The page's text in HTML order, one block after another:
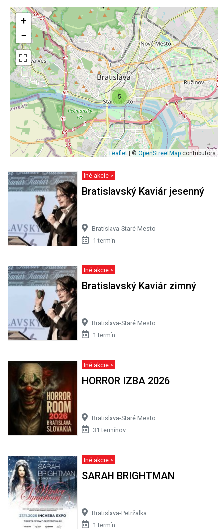
5
+
−
Leaflet | © OpenStreetMap contributors
Iné akcie >
Bratislavský Kaviár jesenný
Bratislava-Staré Mesto
1 termín
Iné akcie >
Bratislavský Kaviár zimný
Bratislava-Staré Mesto
1 termín
Iné akcie >
HORROR IZBA 2026
Bratislava-Staré Mesto
31 termínov
Iné akcie >
SARAH BRIGHTMAN
Bratislava-Petržalka
1 termín